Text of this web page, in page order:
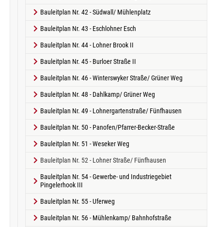
Bauleitplan Nr. 42 - Südwall/ Mühlenplatz
Bauleitplan Nr. 43 - Eschlohner Esch
Bauleitplan Nr. 44 - Lohner Brook II
Bauleitplan Nr. 45 - Burloer Straße II
Bauleitplan Nr. 46 - Winterswyker Straße/ Grüner Weg
Bauleitplan Nr. 48 - Dahlkamp/ Grüner Weg
Bauleitplan Nr. 49 - Lohnergartenstraße/ Fünfhausen
Bauleitplan Nr. 50 - Panofen/Pfarrer-Becker-Straße
Bauleitplan Nr. 51 - Weseker Weg
Bauleitplan Nr. 52 - Lohner Straße/ Fünfhausen
Bauleitplan Nr. 54 - Gewerbe- und Industriegebiet
Pingelerhook III
Bauleitplan Nr. 55 - Uferweg
Bauleitplan Nr. 56 - Mühlenkamp/ Bahnhofstraße